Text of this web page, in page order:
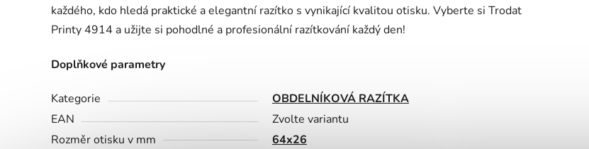
každého, kdo hledá praktické a elegantní razítko s vynikající kvalitou otisku. Vyberte si Trodat
Printy 4914 a užijte si pohodlné a profesionální razítkování každý den!
Doplňkové parametry
Kategorie
OBDELNÍKOVÁ RAZÍTKA
EAN
Zvolte variantu
Rozměr otisku v mm
64x26